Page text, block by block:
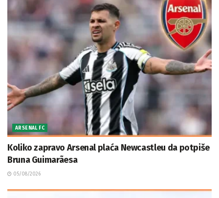
ARSENAL FC
Koliko zapravo Arsenal plaća Newcastleu da potpiše
Bruna Guimarãesa
05/08/2026